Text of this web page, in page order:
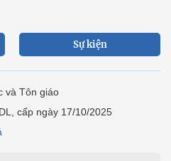
Sự kiện
và Tôn giáo
cấp ngày 17/10/2025